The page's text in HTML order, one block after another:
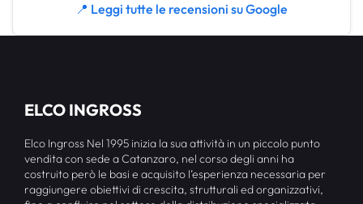
📍 Leggi tutte le recensioni su Google
ELCO INGROSS
Elco Ingross Nel 1995 inizia la sua attività in un piccolo punto
vendita con sede a Catanzaro, nel corso degli anni ha
costruito però le basi e acquisito l’esperienza necessaria per
raggiungere obiettivi di crescita, strutturali ed organizzativi,